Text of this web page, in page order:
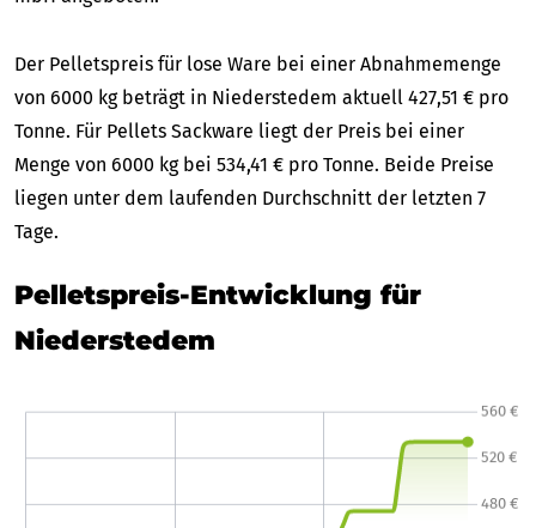
Der Pelletspreis für lose Ware bei einer Abnahmemenge
von 6000 kg beträgt in Niederstedem aktuell 427,51 € pro
Tonne. Für Pellets Sackware liegt der Preis bei einer
Menge von 6000 kg bei 534,41 € pro Tonne. Beide Preise
liegen unter dem laufenden Durchschnitt der letzten 7
Tage.
Pelletspreis-Entwicklung für
Niederstedem